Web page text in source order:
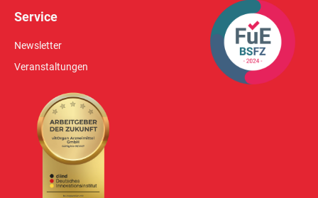
Service
Newsletter
Veranstaltungen